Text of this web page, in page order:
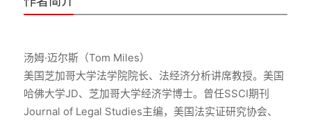
汤姆·迈尔斯（Tom Miles）
美国芝加哥大学法学院院长、法经济分析讲席教授。美国
哈佛大学JD、芝加哥大学经济学博士。曾任SSCI期刊
Journal of Legal Studies主编，美国法实证研究协会、